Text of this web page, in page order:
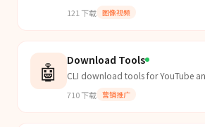
121 下载 图像视频
🤖 Download Tools
CLI download tools for YouTube
710下载 营销推广